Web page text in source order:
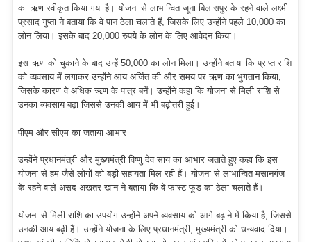
का ऋण स्वीकृत किया गया है। योजना से लाभान्वित जूना बिलासपुर के रहने वाले लक्ष्मी
प्रसाद गुप्ता ने बताया कि वे पान ठेला चलाते हैं, जिसके लिए उन्होंने पहले 10,000 का
लोन लिया। इसके बाद 20,000 रुपये के लोन के लिए आवेदन किया।
इस ऋण को चुकाने के बाद उन्हें 50,000 का लोन मिला। उन्होंने बताया कि प्राप्त राशि
को व्यवसाय में लगाकर उन्होंने आय अर्जित की और समय पर ऋण का भुगतान किया,
जिसके कारण वे अधिक ऋण के पात्र बनें। उन्होंने कहा कि योजना से मिली राशि से
उनका व्यवसाय बढ़ा जिससे उनकी आय में भी बढ़ोतरी हुई।
पीएम और सीएम का जताया आभार
उन्होंने प्रधानमंत्री और मुख्यमंत्री विष्णु देव साय का आभार जताते हुए कहा कि इस
योजना से हम जैसे लोगोें को बड़ी सहायता मिल रही हैं। योजना से लाभान्वित मसानगंज
के रहने वाले असद अखतर खान ने बताया कि वे फास्ट फूड का ठेला चलाते हैं।
योजना से मिली राशि का उपयोग उन्होंने अपने व्यवसाय को आगे बढ़ाने में किया है, जिससे
उनकी आय बढ़ी हैं। उन्होंने योजना के लिए प्रधानमंत्री, मुख्यमंत्री को धन्यवाद दिया।